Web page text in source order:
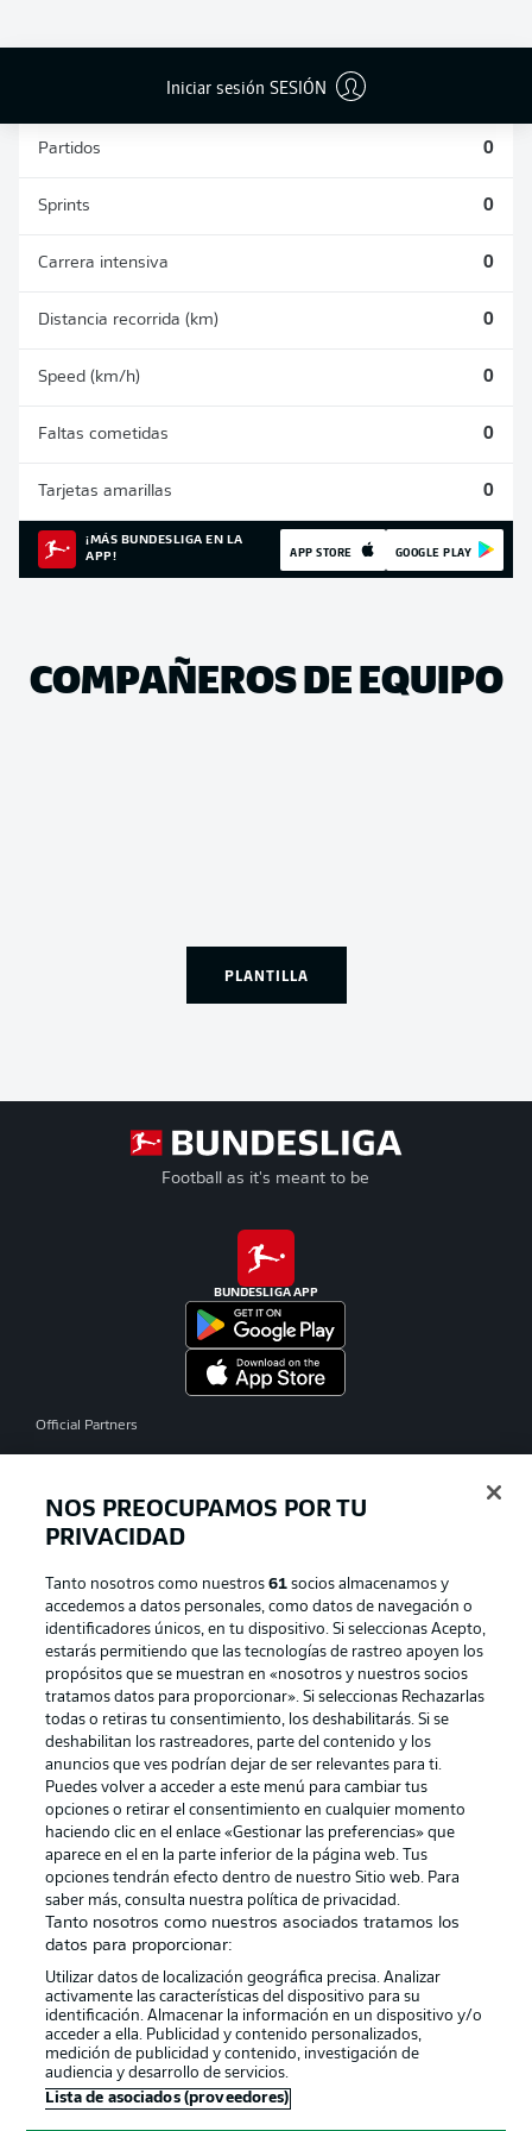
Iniciar sesión SESIÓN
PASES
(%)
Partidos 0
Sprints 0
Carrera intensiva 0
Distancia recorrida (km) 0
Speed (km/h) 0
Faltas cometidas 0
Tarjetas amarillas 0
¡MÁS BUNDESLIGA EN LA
APP!
APP STORE GOOGLE PLAY
COMPAÑEROS DE EQUIPO
PLANTILLA
Football as it's meant to be
BUNDESLIGA APP
Official Partners
Publicidad Aviso legal
Gestionar las preferencias Declaracion de privacidad
Canales Trabajos
Jugadores Condiciones de uso
Sello Editorial Contacto
© 2026 Bundesliga-Gruppe GmbH
NOS PREOCUPAMOS POR TU
PRIVACIDAD
Tanto nosotros como nuestros61 socios almacenamos y
accedemos a datos personales, como datos de navegación o
identificadores únicos, en tu dispositivo. Si seleccionas Acepto,
estarás permitiendo que las tecnologías de rastreo apoyen los
propósitos que se muestran en «nosotros y nuestros socios
tratamos datos para proporcionar». Si seleccionas Rechazarlas
todas o retiras tu consentimiento, los deshabilitarás. Si se
deshabilitan los rastreadores, parte del contenido y los
anuncios que ves podrían dejar de ser relevantes para ti.
Puedes volver a acceder a este menú para cambiar tus
opciones o retirar el consentimiento en cualquier momento
haciendo clic en el enlace «Gestionar las preferencias» que
aparece en el en la parte inferior de la página web. Tus
opciones tendrán efecto dentro de nuestro Sitio web. Para
saber más, consulta nuestra política de privacidad.
Tanto nosotros como nuestros asociados tratamos los
datos para proporcionar:
Utilizar datos de localización geográfica precisa. Analizar
activamente las características del dispositivo para su
identificación. Almacenar la información en un dispositivo y/o
acceder a ella. Publicidad y contenido personalizados,
medición de publicidad y contenido, investigación de
audiencia y desarrollo de servicios.
Lista de asociados (proveedores)